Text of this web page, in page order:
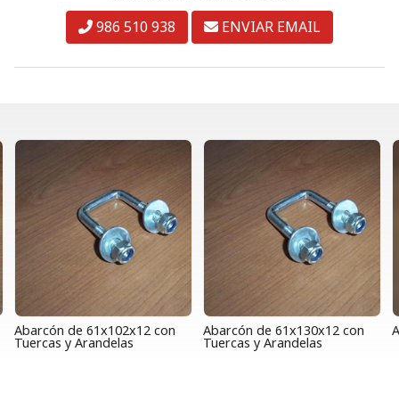
986 510 938 ENVIAR EMAIL
Abarcón de 61x102x12 con
Tuercas y Arandelas
Abarcón de 61x130x12 con
Tuercas y Arandelas